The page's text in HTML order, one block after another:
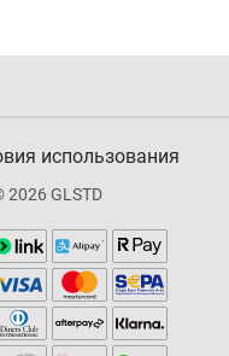
использования
GLSTD